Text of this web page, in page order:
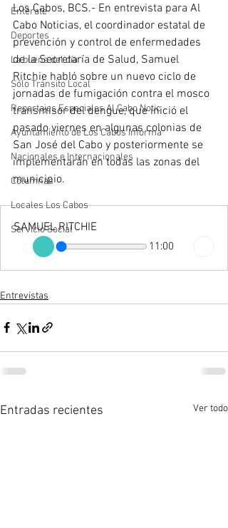
Entérate
Deportes
La buena del día
Sólo Tránsito Local
Reportajes Especiales Al Cabo Notic
Ayuntamiento de Los Cabos Informa
Nacionales e Internacionales
Columnas
Locales Los Cabos
Servicio Social
Los Cabos, BCS.- En entrevista para Al
Cabo Noticias, el coordinador estatal de
prevención y control de enfermedades
de la Secretaría de Salud, Samuel
Ritchie habló sobre un nuevo ciclo de
jornadas de fumigación contra el mosco
transmisor del dengue, que inició el
pasado viernes en algunas colonias de
San José del Cabo y posteriormente se
implementarán en todas las zonas del
municipio.
SAMUEL RITCHIE
11:00
Entrevistas
Entradas recientes Ver todo